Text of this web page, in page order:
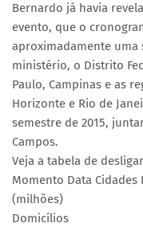
Bernardo já havia
evento, que o
aproximadamente uma
ministério, o Distrito
Paulo, Campinas e as
Horizonte e Rio de
semestre de 2015,
Campos.
Veja a tabela de
Momento Data Cidades
(milhões)
Domicílios